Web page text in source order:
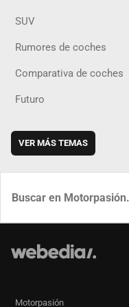
SUV
Rumores de coches
Comparativa de coches
Futuro
VER MÁS TEMAS
Motorpasión